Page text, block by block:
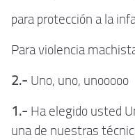
para protección a la
Para violencia
2.- Uno, uno, unooooo
1.- Ha elegido usted
una de nuestras